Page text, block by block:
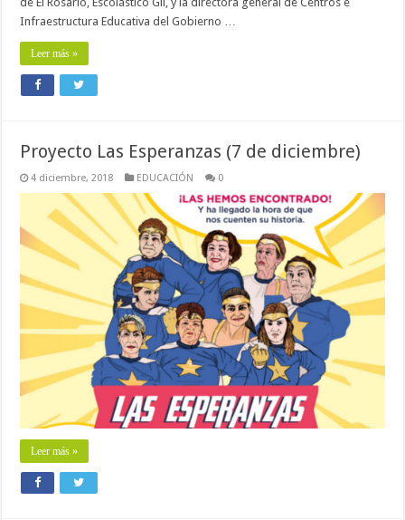
Infraestructura Educativa del Gobierno …
Leer más »
Proyecto Las Esperanzas (7 de diciembre)
4 diciembre, 2018 EDUCACIÓN 0
Leer más »